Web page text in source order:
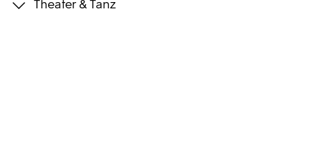
Theater & Tanz